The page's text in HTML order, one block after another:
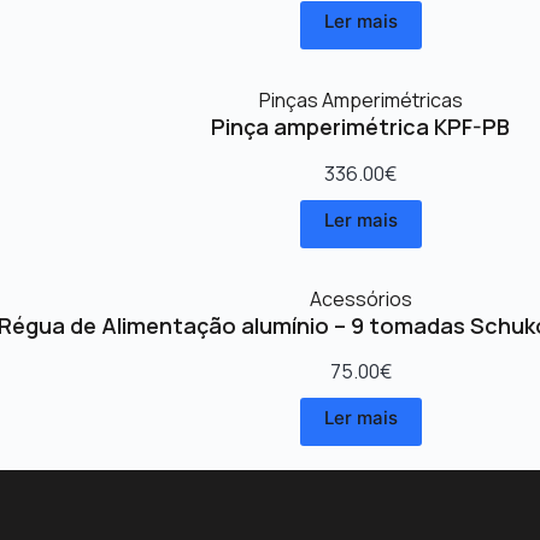
Ler mais
Pinças Amperimétricas
Pinça amperimétrica KPF-PB
336.00€
Ler mais
Acessórios
Régua de Alimentação alumínio – 9 tomadas
75.00€
Ler mais